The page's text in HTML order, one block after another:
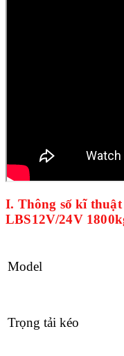
I. Thông số kĩ
LBS12V/24V
Model
Trọng tải kéo